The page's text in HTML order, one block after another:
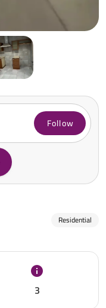
Residential
3
Follow